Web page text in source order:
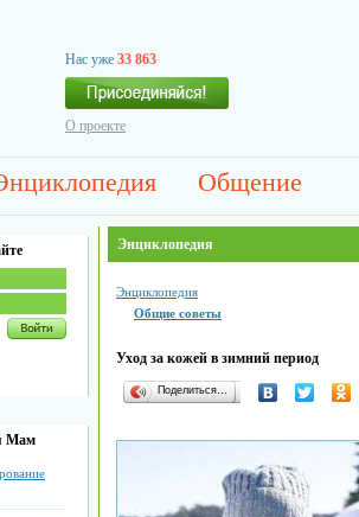
Нас уже 33 863
О проекте
Общение
Мам
Энциклопедия
Энциклопедия
Общие советы
Уход за кожей в зимний период
Поделиться…